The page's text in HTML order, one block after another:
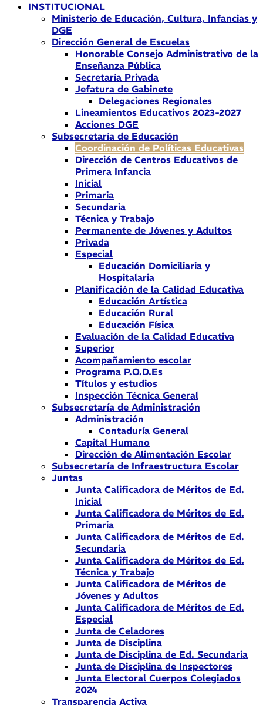
INSTITUCIONAL
Ministerio de Educación, Cultura, Infancias y
DGE
Dirección General de Escuelas
Honorable Consejo Administrativo de la
Enseñanza Pública
Secretaría Privada
Jefatura de Gabinete
Delegaciones Regionales
Lineamientos Educativos 2023-2027
Acciones DGE
Subsecretaría de Educación
Coordinación de Políticas Educativas
Dirección de Centros Educativos de
Primera Infancia
Inicial
Primaria
Secundaria
Técnica y Trabajo
Permanente de Jóvenes y Adultos
Privada
Especial
Educación Domiciliaria y
Hospitalaria
Planificación de la Calidad Educativa
Educación Artística
Educación Rural
Educación Física
Evaluación de la Calidad Educativa
Superior
Acompañamiento escolar
Programa P.O.D.Es
Títulos y estudios
Inspección Técnica General
Subsecretaría de Administración
Administración
Contaduría General
Capital Humano
Dirección de Alimentación Escolar
Subsecretaría de Infraestructura Escolar
Juntas
Junta Calificadora de Méritos de Ed.
Inicial
Junta Calificadora de Méritos de Ed.
Primaria
Junta Calificadora de Méritos de Ed.
Secundaria
Junta Calificadora de Méritos de Ed.
Técnica y Trabajo
Junta Calificadora de Méritos de
Jóvenes y Adultos
Junta Calificadora de Méritos de Ed.
Especial
Junta de Celadores
Junta de Disciplina
Junta de Disciplina de Ed. Secundaria
Junta de Disciplina de Inspectores
Junta Electoral Cuerpos Colegiados
2024
Transparencia Activa